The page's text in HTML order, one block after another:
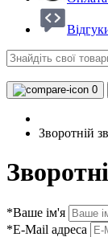
0
Зворотній
*Ваше ім'я
*E-Mail адреса